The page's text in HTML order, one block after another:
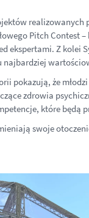
Pitch Contest
ekspertami. Z kolei
najbardziej
pokazują, że
zdrowia
które będą
swoje